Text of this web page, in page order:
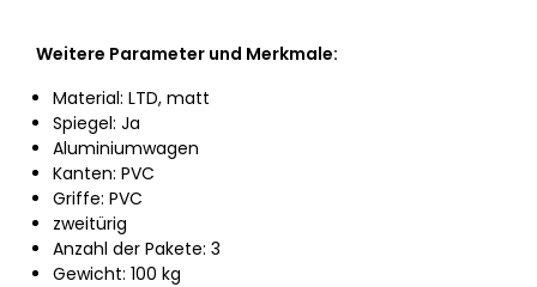
Weitere Parameter und Merkmale:
Material: LTD, matt
Spiegel: Ja
Aluminiumwagen
Kanten: PVC
Griffe: PVC
zweitürig
Anzahl der Pakete: 3
Gewicht: 100 kg